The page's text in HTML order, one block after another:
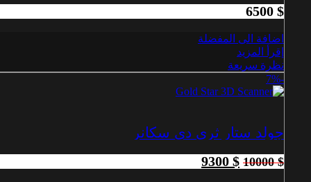
6500 $
اضافة الى المفضلة
إقرأ المزيد
نظرة سريعة
-7%
جولد ستار ثري دي سكانر
10000$
9300 $